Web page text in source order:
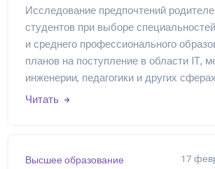
Исследование предпочтений
студентов при выборе
и среднего профессионального
планов на поступление в области IT,
инженерии, педагогики и других
Читать
Высшее образование 17